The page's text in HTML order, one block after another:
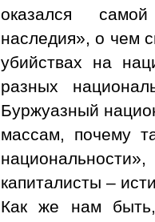
оказался
наследия», о чем
убийствах на
разных
Буржуазный
массам, почему
капиталисты –
Как же нам быть,